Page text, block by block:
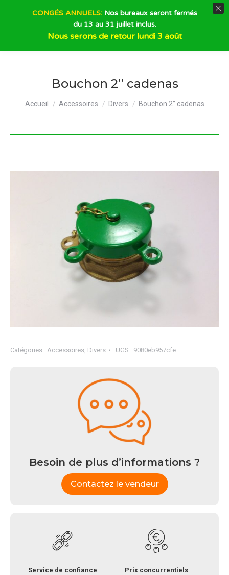
Bouchon 2’’ cadenas
Vous êtes ici :
Accueil Accessoires Divers Bouchon 2’’ cadenas
Catégories : Accessoires, Divers UGS : 9080eb957cfe
Besoin de plus d’informations ?
Contactez le vendeur
Service de confiance Prix concurrentiels
CONGÉS ANNUELS:Nos bureaux seront fermés
du 13 au 31 juillet inclus.
Nous serons de retour lundi 3 août